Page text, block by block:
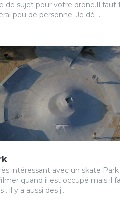
de sujet pour votre drone.Il faut
peu de personne. Je dé-...
intéressant avec un skate Park
quand il est occupé mais il
. il y a aussi des j...